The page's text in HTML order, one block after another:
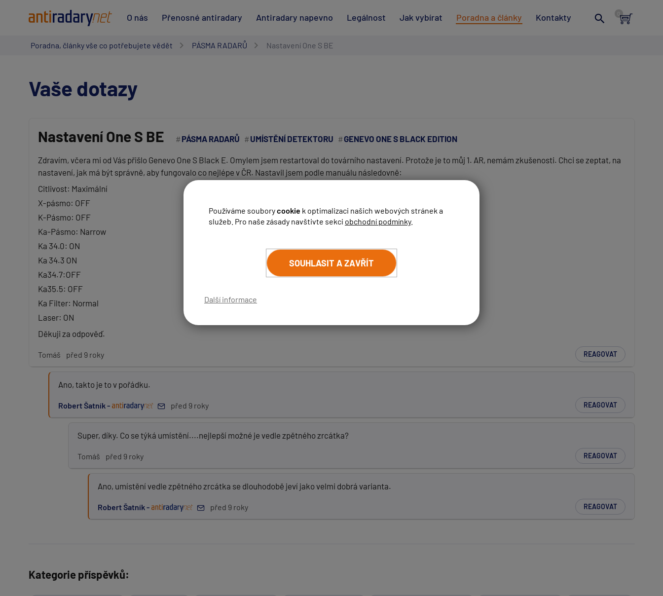
Používáme souborycookie k optimalizaci našich webových stránek a
služeb. Pro naše zásady navštivte sekci obchodní podmínky.
SOUHLASIT A ZAVŘÍT
Další informace
O nás Přenosné antiradary Antiradary napevno Legálnost Jak vybírat Poradna a články Kontakty
Poradna, články vše co potřebujete vědět PÁSMA RADARŮ Nastavení One S BE
Vaše dotazy
Vaše jméno:
Váš e-mail:
Předmět:
Zpráva:
Nastavení One S BE PÁSMA RADARŮ UMÍSTĚNÍ DETEKTORU GENEVO ONE S BLACK EDITION
Zdravím, včera mi od Vás přišlo Genevo One S Black E. Omylem jsem restartoval do továrního nastavení. Protože je to můj 1. AR, nemám zkušenosti. Chci se zeptat, na
nastavení, jak má být správně, aby fungovalo co nejlépe v ČR. Nastavil jsem podle manuálu následovně:
Citlivost: Maximální
X-pásmo: OFF
K-Pásmo: OFF
Ka-Pásmo: Narrow
Ka 34.0: ON
Ka 34.3 ON
Ka34.7:OFF
Ka35.5: OFF
Ka Filter: Normal
Laser: ON
Děkuji za odpověď.
Tomáš před 9 roky REAGOVAT
Ano, takto je to v pořádku.
Robert Šatník - před 9 roky REAGOVAT
Super, díky. Co se týká umístění....nejlepší možné je vedle zpětného zrcátka?
Tomáš před 9 roky REAGOVAT
Ano, umístění vedle zpětného zrcátka se dlouhodobě jeví jako velmi dobrá varianta.
Robert Šatník - před 9 roky REAGOVAT
Kategorie příspěvků: